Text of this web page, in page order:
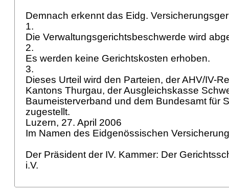
Demnach erkennt das Eidg.
1.
Die Verwaltungsgerichtsbeschwerde wird
2.
Es werden keine Gerichtskosten erhoben.
3.
Dieses Urteil wird den Parteien, der AHV/IV-
Kantons Thurgau, der Ausgleichskasse
Baumeisterverband und dem Bundesamt für
zugestellt.
Luzern, 27. April 2006
Im Namen des Eidgenössischen
Der Präsident der IV. Kammer: Der
i.V.